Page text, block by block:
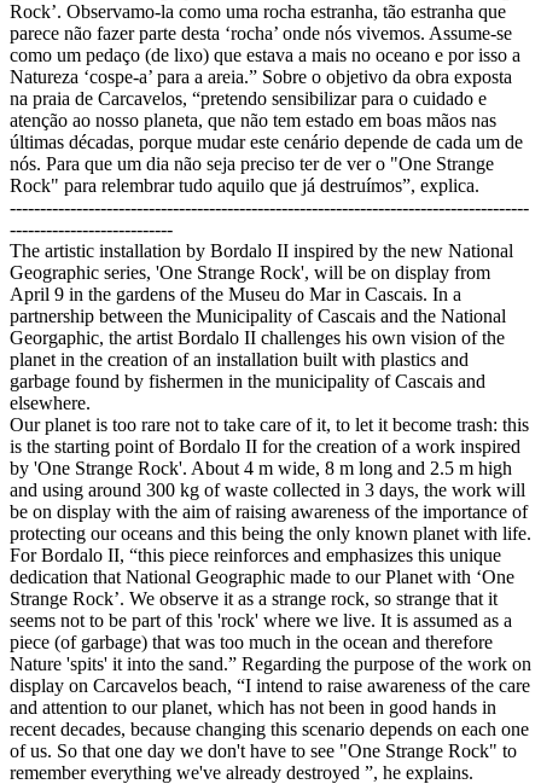
Rock’. Observamo-la como uma rocha estranha, tão estranha que
parece não fazer parte desta ‘rocha’ onde nós vivemos. Assume-se
como um pedaço (de lixo) que estava a mais no oceano e por isso a
Natureza ‘cospe-a’ para a areia.” Sobre o objetivo da obra exposta
na praia de Carcavelos, “pretendo sensibilizar para o cuidado e
atenção ao nosso planeta, que não tem estado em boas mãos nas
últimas décadas, porque mudar este cenário depende de cada um de
nós. Para que um dia não seja preciso ter de ver o "One Strange
Rock" para relembrar tudo aquilo que já destruímos”, explica.
--------------------------------------------------------------------------------------
---------------------------
The artistic installation by Bordalo II inspired by the new National
Geographic series, 'One Strange Rock', will be on display from
April 9 in the gardens of the Museu do Mar in Cascais. In a
partnership between the Municipality of Cascais and the National
Georgaphic, the artist Bordalo II challenges his own vision of the
planet in the creation of an installation built with plastics and
garbage found by fishermen in the municipality of Cascais and
elsewhere.
Our planet is too rare not to take care of it, to let it become trash: this
is the starting point of Bordalo II for the creation of a work inspired
by 'One Strange Rock'. About 4 m wide, 8 m long and 2.5 m high
and using around 300 kg of waste collected in 3 days, the work will
be on display with the aim of raising awareness of the importance of
protecting our oceans and this being the only known planet with life.
For Bordalo II, “this piece reinforces and emphasizes this unique
dedication that National Geographic made to our Planet with ‘One
Strange Rock’. We observe it as a strange rock, so strange that it
seems not to be part of this 'rock' where we live. It is assumed as a
piece (of garbage) that was too much in the ocean and therefore
Nature 'spits' it into the sand.” Regarding the purpose of the work on
display on Carcavelos beach, “I intend to raise awareness of the care
and attention to our planet, which has not been in good hands in
recent decades, because changing this scenario depends on each one
of us. So that one day we don't have to see "One Strange Rock" to
remember everything we've already destroyed ”, he explains.